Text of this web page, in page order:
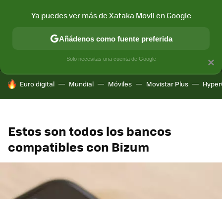
MÓVIL Y SOCIEDAD APLICACIONES
HOY SE HABLA DE
Euro digital Mundial Móviles Movistar Plus
Estos son todos los bancos
compatibles con Bizum
×
Ya puedes ver más de Xataka Movil en Google
Añádenos como fuente preferida
Solo necesitas una cuenta de Google